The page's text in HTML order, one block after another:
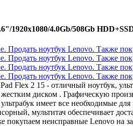
1920x1080/4.0Gb/508Gb
Flex 2 15 - отличный ноутбук,
диском . Графическую
имеет все необходимые
мультитач обеспечивает
неисправные Lenovo на